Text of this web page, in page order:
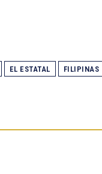
EL ESTATAL FILIPINAS